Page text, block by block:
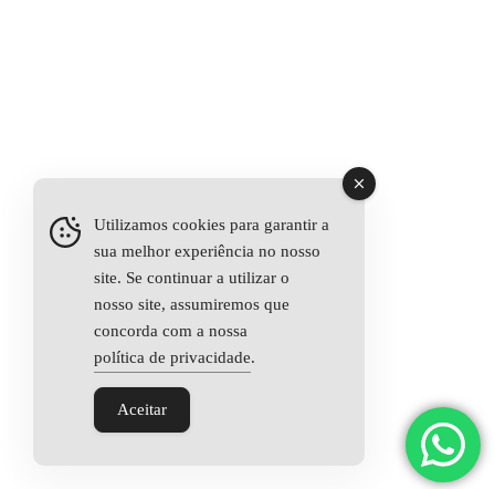
Utilizamos cookies para garantir a
sua melhor experiência no nosso
site. Se continuar a utilizar o
nosso site, assumiremos que
concorda com a nossa
política de privacidade.
Aceitar